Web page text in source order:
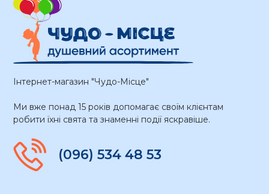
Інтернет-магазин "Чудо-Місце"
Ми вже понад 15 років допомагає своїм клієнтам
робити їхні свята та знаменні події яскравіше.
(096) 534 48 53